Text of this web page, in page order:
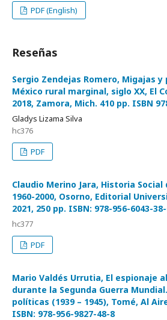
PDF (English)
Reseñas
Sergio Zendejas Romero, Migajas
México rural marginal, siglo XX, El
2018, Zamora, Mich. 410 pp. ISBN
Gladys Lizama Silva
hc376
PDF
Claudio Merino Jara, Historia Social
1960-2000, Osorno, Editorial
2021, 250 pp. ISBN: 978-956-6043-
hc377
PDF
Mario Valdés Urrutia, El espionaje
durante la Segunda Guerra
políticas (1939 – 1945), Tomé, Al
ISBN: 978-956-9827-48-8